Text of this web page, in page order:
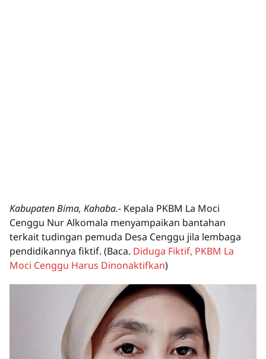
Kabupaten Bima, Kahaba.- Kepala PKBM La Moci
Cenggu Nur Alkomala menyampaikan bantahan
terkait tudingan pemuda Desa Cenggu jila lembaga
pendidikannya fiktif. (Baca. Diduga Fiktif, PKBM La
Moci Cenggu Harus Dinonaktifkan)